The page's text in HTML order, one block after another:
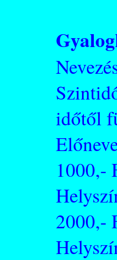
időtől
1000,-
2000,-